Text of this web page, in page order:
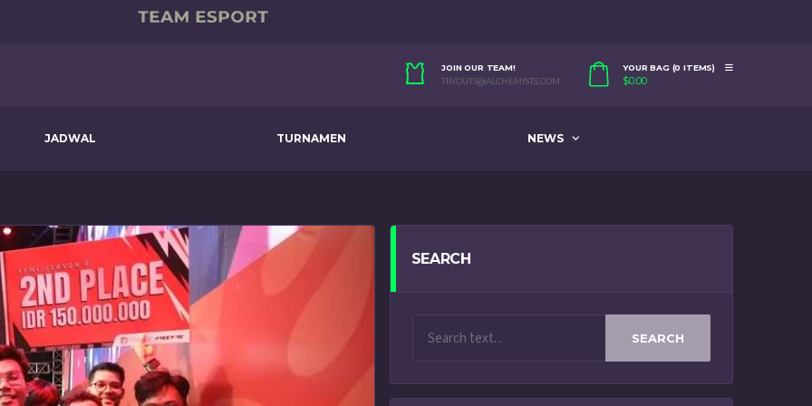
JOIN OUR TEAM!
TRYOUTS@ALCHEMISTS.COM
YOUR BAG (0 ITEMS)
$0.00
JADWAL TURNAMEN NEWS
SEARCH
SEARCH